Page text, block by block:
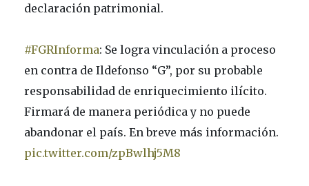
declaración patrimonial.
#FGRInforma: Se logra vinculación a proceso
en contra de Ildefonso “G”, por su probable
responsabilidad de enriquecimiento ilícito.
Firmará de manera periódica y no puede
abandonar el país. En breve más información.
pic.twitter.com/zpBwlhj5M8